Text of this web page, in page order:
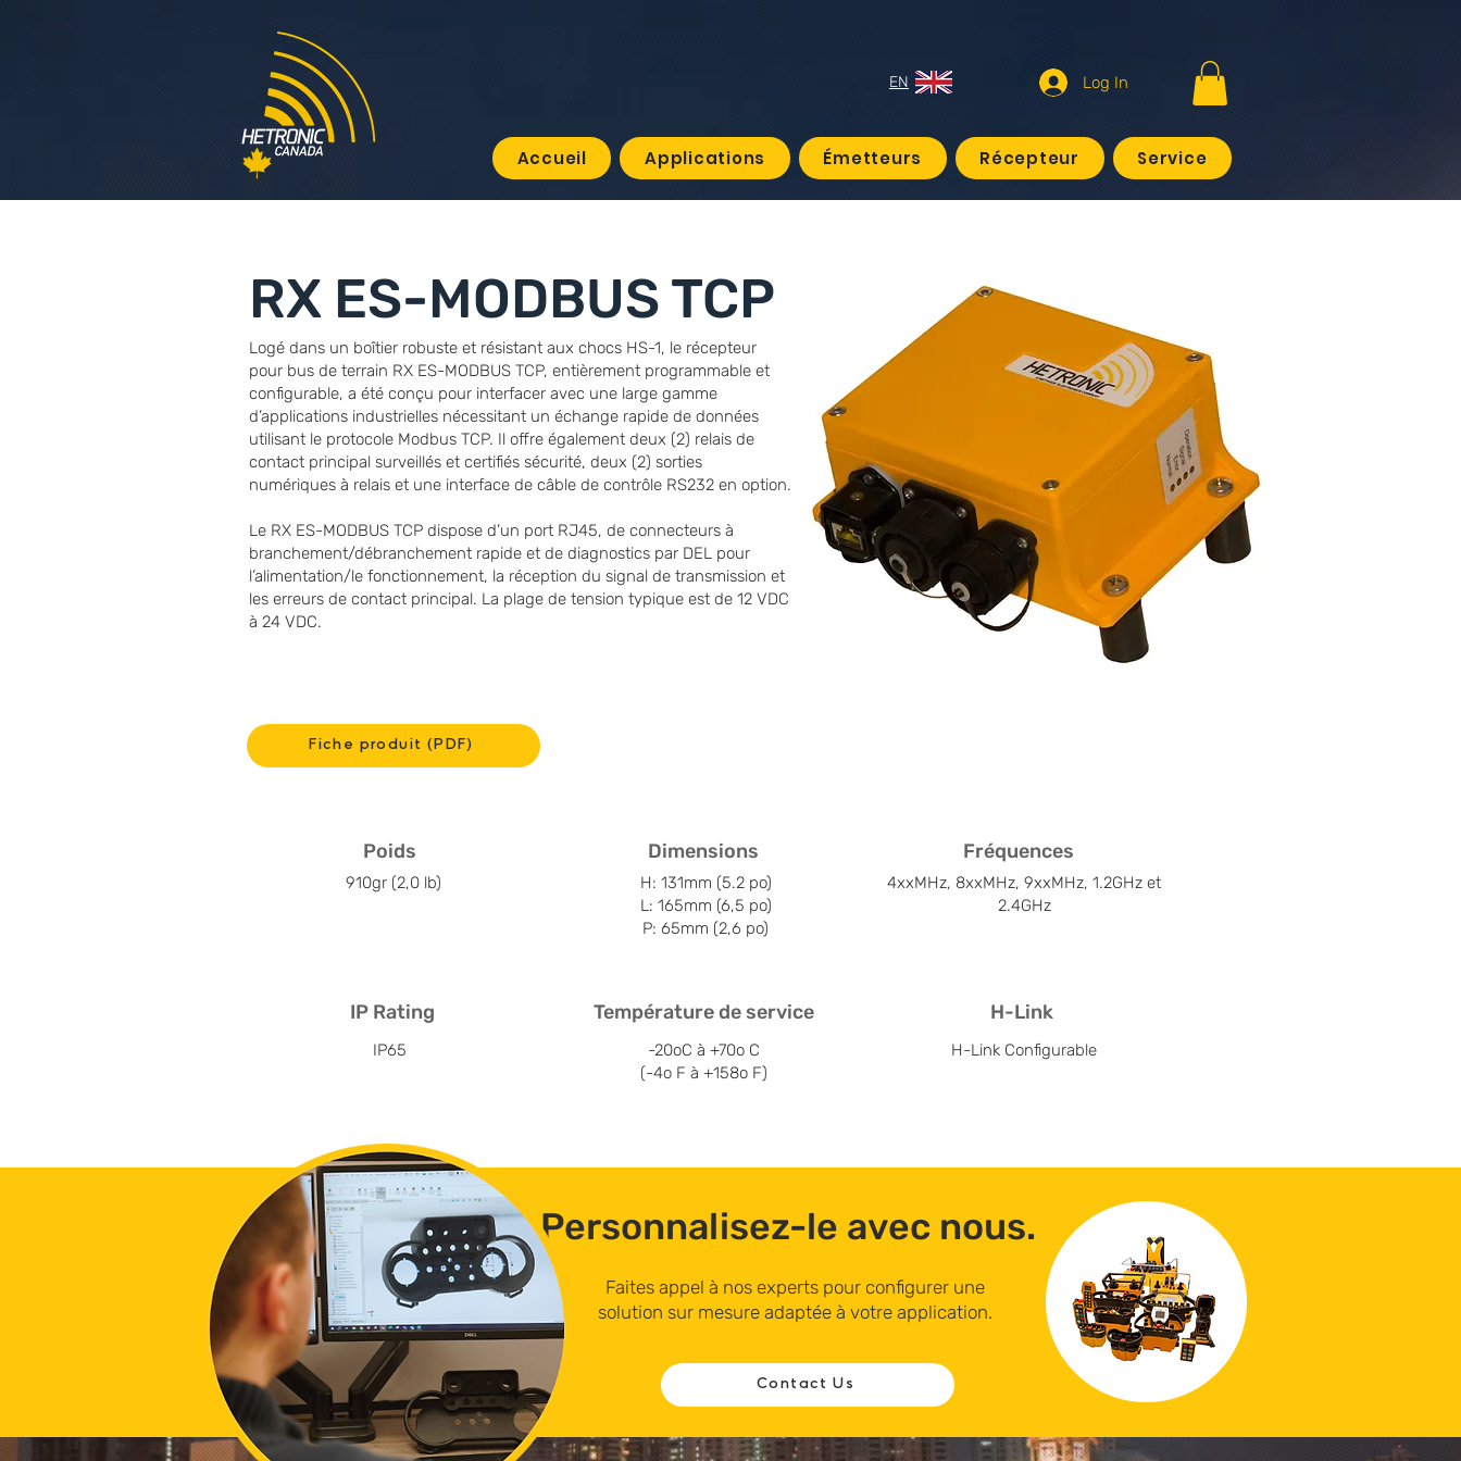
EN Log In
Accueil Applications Émetteurs Récepteur Service
RX ES-MODBUS TCP
Logé dans un boîtier robuste et résistant aux chocs HS-1, le récepteur
pour bus de terrain RX ES-MODBUS TCP, entièrement programmable et
configurable, a été conçu pour interfacer avec une large gamme
d’applications industrielles nécessitant un échange rapide de données
utilisant le protocole Modbus TCP. Il offre également deux (2) relais de
contact principal surveillés et certifiés sécurité, deux (2) sorties
numériques à relais et une interface de câble de contrôle RS232 en option.
Le RX ES-MODBUS TCP dispose d’un port RJ45, de connecteurs à
branchement/débranchement rapide et de diagnostics par DEL pour
l’alimentation/le fonctionnement, la réception du signal de transmission et
les erreurs de contact principal. La plage de tension typique est de 12 VDC
à 24 VDC.
Fiche produit (PDF)
Poids
910gr (2,0 lb)
IP Rating
IP65
Dimensions
H: 131mm (5.2 po)
L: 165mm (6,5 po)
P: 65mm (2,6 po)
Température de service
-20oC à +70o C
(-4o F à +158o F)
Fréquences
4xxMHz, 8xxMHz, 9xxMHz, 1.2GHz et
2.4GHz
H-Link
H-Link Configurable
Faites appel à nos experts pour configurer une
solution sur mesure adaptée à votre application.
Personnalisez-le avec nous.
Contact Us